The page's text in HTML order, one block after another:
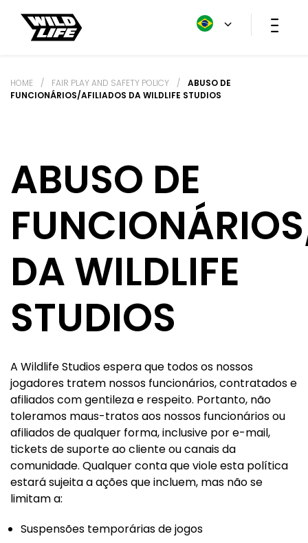
HOME / FAIR PLAY AND SAFETY POLICY /
ABUSO DE
FUNCIONÁRIOS/AFILIADOS DA WILDLIFE STUDIOS
ABUSO DE
DA WILDLIFE
STUDIOS
A Wildlife Studios espera que todos os nossos
jogadores tratem nossos funcionários, contratados e
afiliados com gentileza e respeito. Portanto, não
toleramos maus-tratos aos nossos funcionários ou
afiliados de qualquer forma, inclusive por e-mail,
tickets de suporte ao cliente ou canais da
comunidade. Qualquer conta que viole esta política
estará sujeita a ações que incluem, mas não se
limitam a:
Suspensões temporárias de jogos